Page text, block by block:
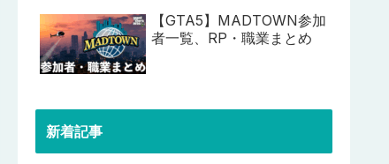
【GTA5】MADTOWN参加
者一覧、RP・職業まとめ
新着記事